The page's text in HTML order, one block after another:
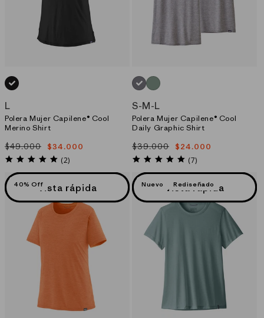
NEGRO_(BLK)
L
Polera Mujer Capilene® Cool
Merino Shirt
Precio
habitual
$49.000
Precio
de
$34.000
5.0
star
(2)
GRIS_(SKFE)
VERDE_(SEWX)
S-M-L
Polera Mujer Capilene® Cool
Daily Graphic Shirt
Precio
habitual
$39.000
Precio
de
$24.000
5.0
star
rating
(7)
40% OffVista rápida Nuevo Rediseñado
Vista rápida